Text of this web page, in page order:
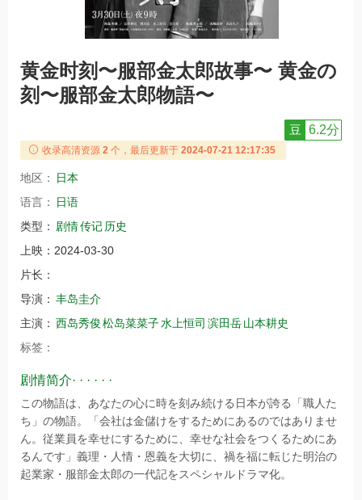
黄金时刻〜服部金太郎故事〜 黄金の
刻〜服部金太郎物語〜
豆 6.2分
收录高清资源 2 个，最后更新于 2024-07-21 12:17:35
地区：
日本
语言：
日语
类型： 剧情传记 历史
上映： 2024-03-30
片长：
导演： 丰岛圭介
主演： 西岛秀俊松岛菜菜子水上恒司 滨田岳山本耕史
标签：
剧情简介· · · · · ·
この物語は、あなたの⼼に時を刻み続ける⽇本が誇る「職⼈た
ち」の物語。「会社は金儲けをするためにあるのではありませ
ん。従業員を幸せにするために、幸せな社会をつくるためにあ
るんです」義理・人情・恩義を大切に、禍を福に転じた明治の
起業家・服部金太郎の⼀代記をスペシャルドラマ化。